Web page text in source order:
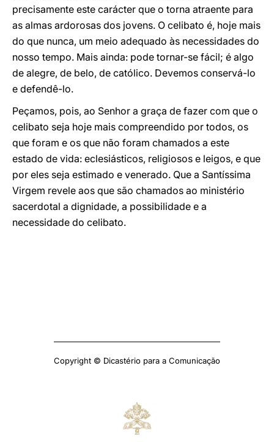
precisamente este carácter que o torna atraente para
as almas ardorosas dos jovens. O celibato é, hoje mais
do que nunca, um meio adequado às necessidades do
nosso tempo. Mais ainda: pode tornar-se fácil; é algo
de alegre, de belo, de católico. Devemos conservá-lo
e defendê-lo.
Peçamos, pois, ao Senhor a graça de fazer com que o
celibato seja hoje mais compreendido por todos, os
que foram e os que não foram chamados a este
estado de vida: eclesiásticos, religiosos e leigos, e que
por eles seja estimado e venerado. Que a Santíssima
Virgem revele aos que são chamados ao ministério
sacerdotal a dignidade, a possibilidade e a
necessidade do celibato.
Copyright © Dicastério para a Comunicação